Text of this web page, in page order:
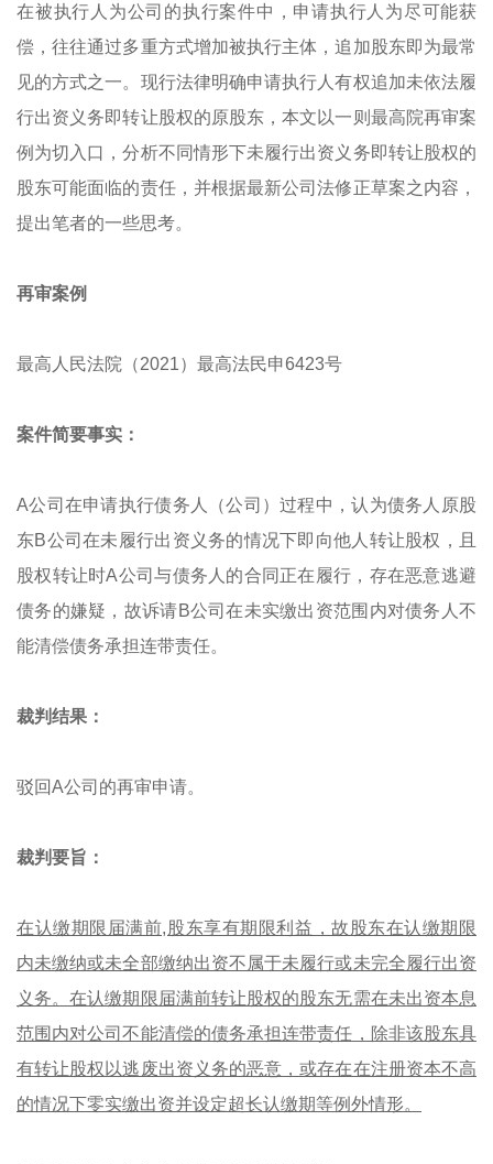
在被执行人为公司的执行案件中，申请执行人为尽可能获
偿，往往通过多重方式增加被执行主体，追加股东即为最常
见的方式之一。现行法律明确申请执行人有权追加未依法履
行出资义务即转让股权的原股东，本文以一则最高院再审案
例为切入口，分析不同情形下未履行出资义务即转让股权的
股东可能面临的责任，并根据最新公司法修正草案之内容，
提出笔者的一些思考。
再审案例
最高人民法院（2021）最高法民申6423号
案件简要事实：
A公司在申请执行债务人（公司）过程中，认为债务人原股
东B公司在未履行出资义务的情况下即向他人转让股权，且
股权转让时A公司与债务人的合同正在履行，存在恶意逃避
债务的嫌疑，故诉请B公司在未实缴出资范围内对债务人不
能清偿债务承担连带责任。
裁判结果：
驳回A公司的再审申请。
裁判要旨：
在认缴期限届满前,股东享有期限利益，故股东在认缴期限
内未缴纳或未全部缴纳出资不属于未履行或未完全履行出资
义务。在认缴期限届满前转让股权的股东无需在未出资本息
范围内对公司不能清偿的债务承担连带责任，除非该股东具
有转让股权以逃废出资义务的恶意，或存在在注册资本不高
的情况下零实缴出资并设定超长认缴期等例外情形。